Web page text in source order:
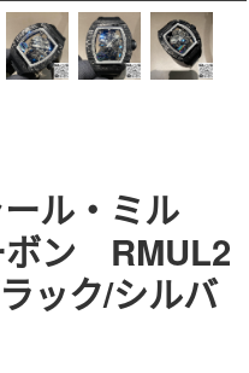
ル・ミル
ボン RMUL2
ック/シルバ